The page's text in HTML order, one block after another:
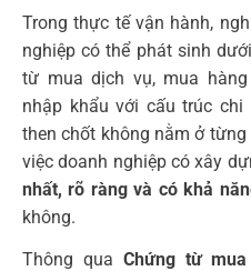
Trong thực tế vận hành,
nghiệp có thể phát sinh
từ mua dịch vụ, mua
nhập khẩu với cấu trúc
then chốt không nằm ở
việc doanh nghiệp có xây
nhất, rõ ràng và có khả
không.
Thông qua Chứng từ